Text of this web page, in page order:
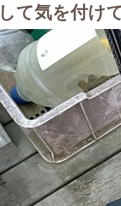
て気を付け